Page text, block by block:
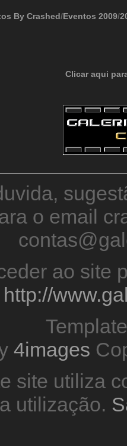
By Crashed/Eventos 2009/
Clicar aqui
o email
ao site
http://
4images
site utiliza
utilização.